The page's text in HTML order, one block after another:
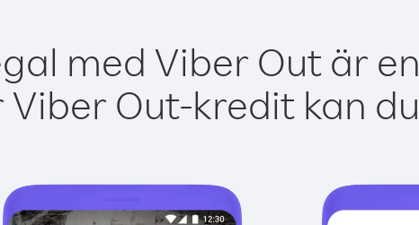
med Viber Out är
Viber Out-kredit kan